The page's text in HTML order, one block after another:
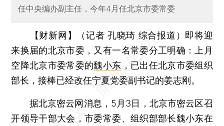
任中央编办副主任，今年4月任北京市委常委
【财新网】（记者 孔晓琦 综合报道） 即将迎
来换届的北京市委，又有一名常委分工明确：上月
空降北京市委常委的魏小东 ，已出任北京市委组织
部长，接棒已经改任宁夏党委副书记的姜志刚。
据北京密云网消息，5月3日，北京市密云区召
开领导干部大会，市委常委、组织部部长魏小东在